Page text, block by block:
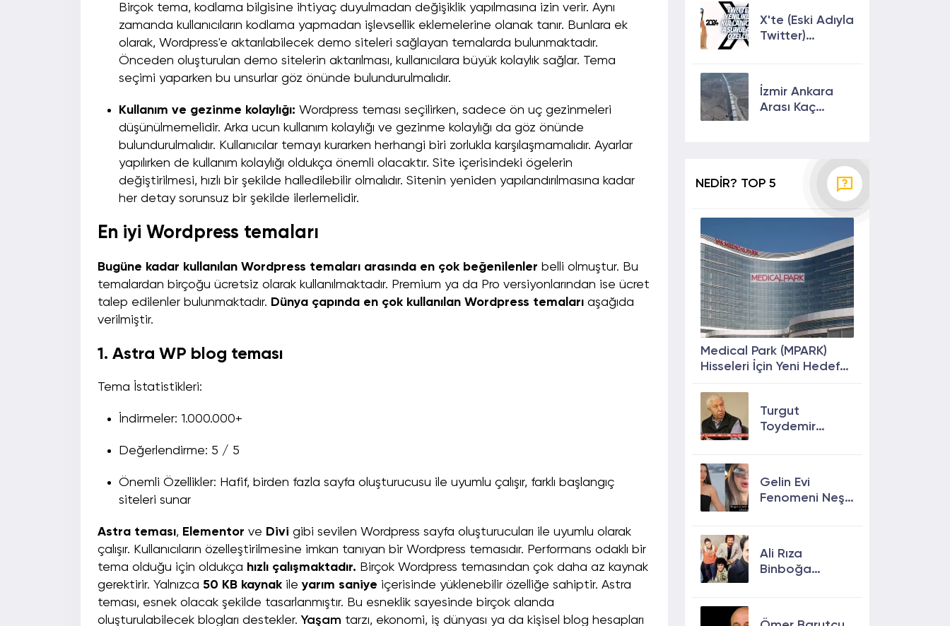
Birçok tema, kodlama bilgisine ihtiyaç duyulmadan değişiklik yapılmasına izin verir. Aynı
zamanda kullanıcıların kodlama yapmadan işlevsellik eklemelerine olanak tanır. Bunlara ek
olarak, Wordpress'e aktarılabilecek demo siteleri sağlayan temalarda bulunmaktadır.
Önceden oluşturulan demo sitelerin aktarılması, kullanıcılara büyük kolaylık sağlar. Tema
seçimi yaparken bu unsurlar göz önünde bulundurulmalıdır.
Kullanım ve gezinme kolaylığı: Wordpress teması seçilirken, sadece ön uç gezinmeleri
düşünülmemelidir. Arka ucun kullanım kolaylığı ve gezinme kolaylığı da göz önünde
bulundurulmalıdır. Kullanıcılar temayı kurarken herhangi biri zorlukla karşılaşmamalıdır. Ayarlar
yapılırken de kullanım kolaylığı oldukça önemli olacaktır. Site içerisindeki ögelerin
değiştirilmesi, hızlı bir şekilde halledilebilir olmalıdır. Sitenin yeniden yapılandırılmasına kadar
her detay sorunsuz bir şekilde ilerlemelidir.
En iyi Wordpress temaları
Bugüne kadar kullanılan Wordpress temaları arasında en çok beğenilenler belli olmuştur. Bu
temalardan birçoğu ücretsiz olarak kullanılmaktadır. Premium ya da Pro versiyonlarından ise ücret
talep edilenler bulunmaktadır. Dünya çapında en çok kullanılan Wordpress temaları aşağıda
verilmiştir.
1. Astra WP blog teması
Tema İstatistikleri:
İndirmeler: 1.000.000+
Değerlendirme: 5 / 5
Önemli Özellikler: Hafif, birden fazla sayfa oluşturucusu ile uyumlu çalışır, farklı başlangıç ​​
siteleri sunar
Astra teması, Elementor ve Divi gibi sevilen Wordpress sayfa oluşturucuları ile uyumlu olarak
çalışır. Kullanıcıların özelleştirilmesine imkan tanıyan bir Wordpress temasıdır. Performans odaklı bir
tema olduğu için oldukça hızlı çalışmaktadır. Birçok Wordpress temasından çok daha az kaynak
gerektirir. Yalnızca 50 KB kaynak ileyarım saniye içerisinde yüklenebilir özelliğe sahiptir. Astra
teması, esnek olacak şekilde tasarlanmıştır. Bu esneklik sayesinde birçok alanda
oluşturulabilecek blogları destekler.Yaşam tarzı, ekonomi, iş dünyası ya da kişisel blog hesapları
Etkili Yolları!
X'te (Eski Adıyla
Twitter)
Sunulan Son
Özellikler 2024
İzmir Ankara
Arası Kaç
NEDİR? TOP 5
Medical Park (MPARK)
Hisseleri İçin Yeni Hedef
Potansiyeli
Turgut
Toydemir
Gelin Evi
Fenomeni Neşe
neden öldü?
Ali Rıza
Binboğa
Kalmasın